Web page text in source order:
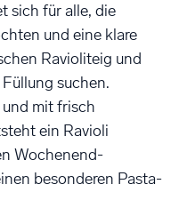
sich für alle, die
und eine klare
Ravioliteig und
suchen.
mit frisch
ein Ravioli
Wochenend-
besonderen Pasta-